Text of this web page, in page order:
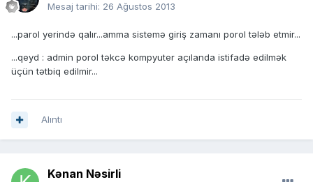
Mesaj tarihi: 26 Ağustos 2013
...parol yerində qalır...amma sistemə giriş zamanı porol tələb etmir...
...qeyd : admin porol təkcə kompyuter açılanda istifadə edilmək
üçün tətbiq edilmir...
Alıntı
Kənan Nəsirli